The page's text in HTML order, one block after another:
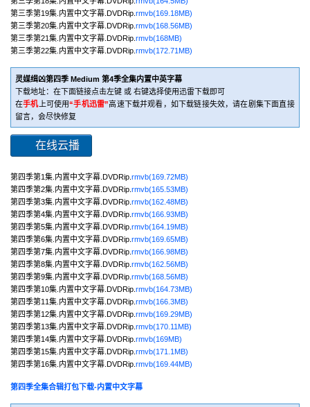
第三季第19集.内置中文字幕.DVDRip.rmvb(169.18MB)
第三季第20集.内置中文字幕.DVDRip.rmvb(168.56MB)
第三季第21集.内置中文字幕.DVDRip.rmvb(168MB)
第三季第22集.内置中文字幕.DVDRip.rmvb(172.71MB)
灵媒缉凶第四季 Medium 第4季全集内置中英字幕
下载地址：在下面链接点击左键 或 右键选择使用迅雷下载即可
在手机上可使用“手机迅雷”高速下载并观看，如下载链接失效，请在剧集下面直接
留言，会尽快修复
在线云播
第四季第1集.内置中文字幕.DVDRip.rmvb(169.72MB)
第四季第2集.内置中文字幕.DVDRip.rmvb(165.53MB)
第四季第3集.内置中文字幕.DVDRip.rmvb(162.48MB)
第四季第4集.内置中文字幕.DVDRip.rmvb(166.93MB)
第四季第5集.内置中文字幕.DVDRip.rmvb(164.19MB)
第四季第6集.内置中文字幕.DVDRip.rmvb(169.65MB)
第四季第7集.内置中文字幕.DVDRip.rmvb(166.98MB)
第四季第8集.内置中文字幕.DVDRip.rmvb(162.56MB)
第四季第9集.内置中文字幕.DVDRip.rmvb(168.56MB)
第四季第10集.内置中文字幕.DVDRip.rmvb(164.73MB)
第四季第11集.内置中文字幕.DVDRip.rmvb(166.3MB)
第四季第12集.内置中文字幕.DVDRip.rmvb(169.29MB)
第四季第13集.内置中文字幕.DVDRip.rmvb(170.11MB)
第四季第14集.内置中文字幕.DVDRip.rmvb(169MB)
第四季第15集.内置中文字幕.DVDRip.rmvb(171.1MB)
第四季第16集.内置中文字幕.DVDRip.rmvb(169.44MB)
第四季全集合辑打包下载-内置中文字幕